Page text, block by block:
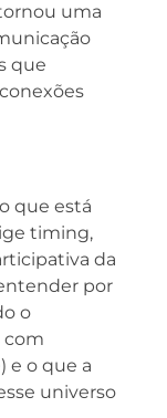
uma
que
que está
timing,
da
por
o
com
e o que a
universo